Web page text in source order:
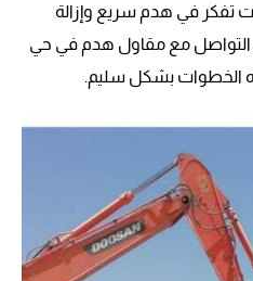
تفكر في هدم سريع وإزالة
التواصل مع مقاول هدم في حي
الخطوات بشكل سليم.